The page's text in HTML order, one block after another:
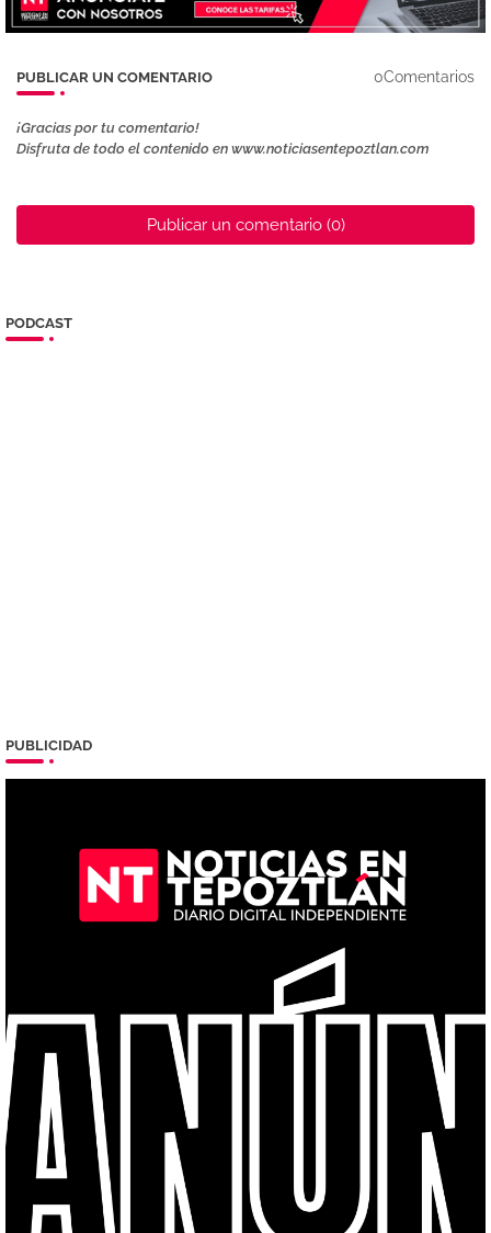
PUBLICAR UN COMENTARIO 0Comentarios
¡Gracias por tu comentario!
Disfruta de todo el contenido en www.noticiasentepoztlan.com
Publicar un comentario (0)
PODCAST
PUBLICIDAD